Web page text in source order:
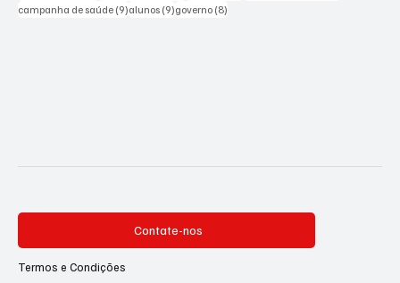
campanha de saúde (9)9 posts
alunos (9)9 posts
governo (8)
Contate-nos
Termos e Condições